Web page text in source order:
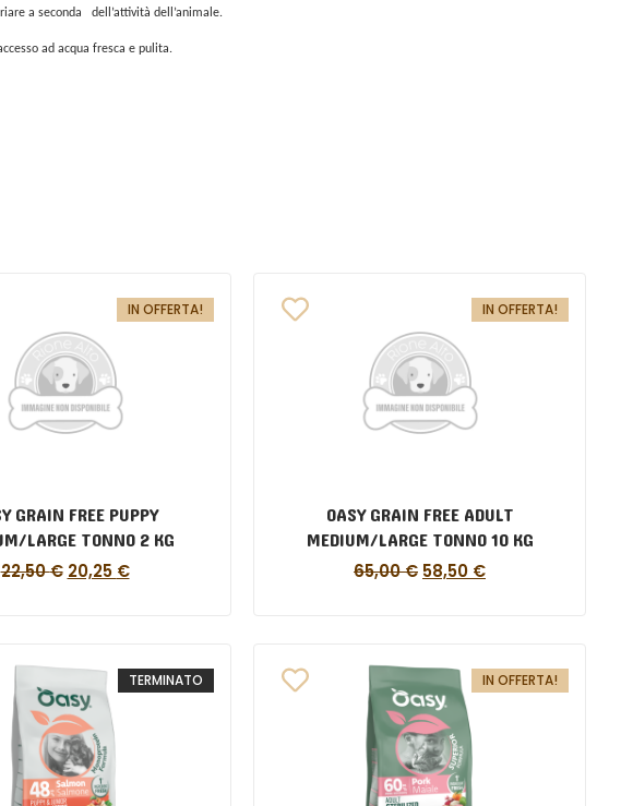
a seconda dell’attività dell’animale.
ad acqua fresca e pulita.
IN OFFERTA!
GRAIN FREE PUPPY
LARGE TONNO 2 KG
22,50€ 20,25 €
IN OFFERTA!
OASY GRAIN FREE ADULT
MEDIUM/LARGE TONNO 10 KG
65,00€ 58,50 €
TERMINATO IN OFFERTA!